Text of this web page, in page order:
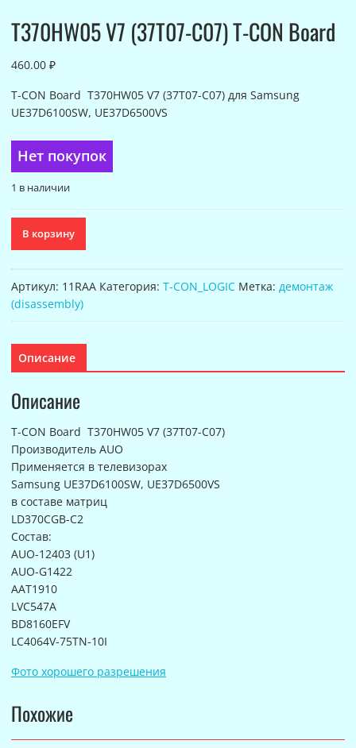
T370HW05 V7 (37T07-C07) T-CON Board
460.00 ₽
T-CON Board T370HW05 V7 (37T07-C07) для Samsung
UE37D6100SW, UE37D6500VS
Нет покупок
1 в наличии
товара
(37T07-
C07)
CON
Board
В корзину
Артикул: 11RAA Категория: T-CON_LOGIC Метка: демонтаж
(disassembly)
Описание
Описание
T-CON Board T370HW05 V7 (37T07-C07)
Производитель AUO
Применяется в телевизорах
Samsung UE37D6100SW, UE37D6500VS
в составе матриц
LD370CGB-C2
Состав:
AUO-12403 (U1)
AUO-G1422
AAT1910
LVC547A
BD8160EFV
LC4064V-75TN-10I
Фото хорошего разрешения
Похожие